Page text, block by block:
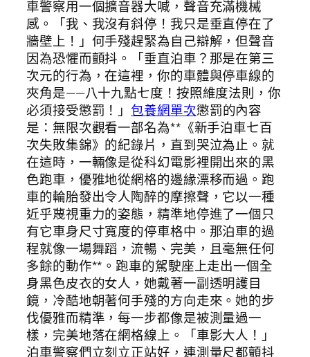
車警察用一個擴音器大喊，聲音充滿機械
感。「我、我沒有斜停！我只是垂直停在了
牆壁上！」何手殘趕緊為自己辯解，但聲音
因為恐懼而顫抖。「垂直泊車？那是在第三
次元的行為，在這裡，你的車體與停車線的
夾角是——八十九點七度！按照維度法則，你
必須接受懲罰！」包養網單次懲罰的內容
是：無限次觀看一部名為**《新手泊車七百
次失敗集錦》的紀錄片，直到哭泣為止。就
在這時，一輛像是從科幻電影裡開出來的黑
色跑車，優雅地從網格的邊緣漂移而過。跑
車的輪胎發出令人陶醉的摩擦聲，它以一種
近乎蔑視重力的姿態，精準地停進了一個只
有它車身尺寸寬度的停車格中。那泊車的過
程就像一場舞蹈，流暢、完美，且毫無任何
多餘的動作**。跑車的駕駛座上走出一個全
身黑色皮衣的女人，她戴著一副透明護目
鏡，冷酷地朝著何手殘的方向走來。她的步
伐優雅而精準，每一步都像是被測量過一
樣，完美地落在網格線上。「車影大人！」
泊車警察們立刻立正站好，連測量尺都顫抖